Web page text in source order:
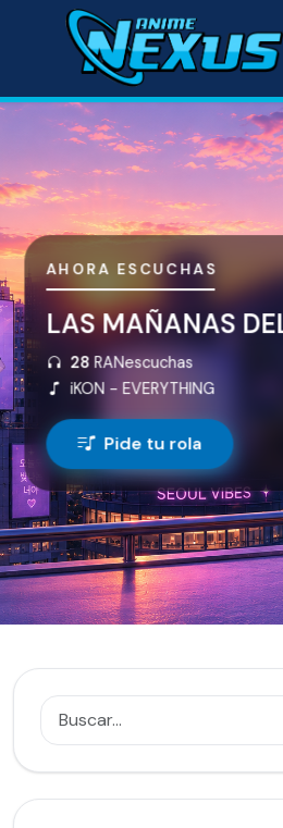
AHORA ESCUCHAS
LAS MAÑANAS
28 RANescuchas
iKON - EVERYTHING
Pide tu rola